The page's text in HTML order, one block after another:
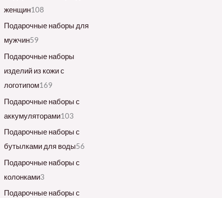
женщин108
Подарочные наборы для
мужчин59
Подарочные наборы
изделий из кожи с
логотипом169
Подарочные наборы с
аккумуляторами103
Подарочные наборы с
бутылками для воды56
Подарочные наборы с
колонками3
Подарочные наборы с